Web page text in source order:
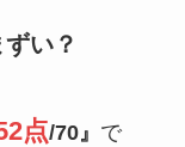
い？
点/70』 で